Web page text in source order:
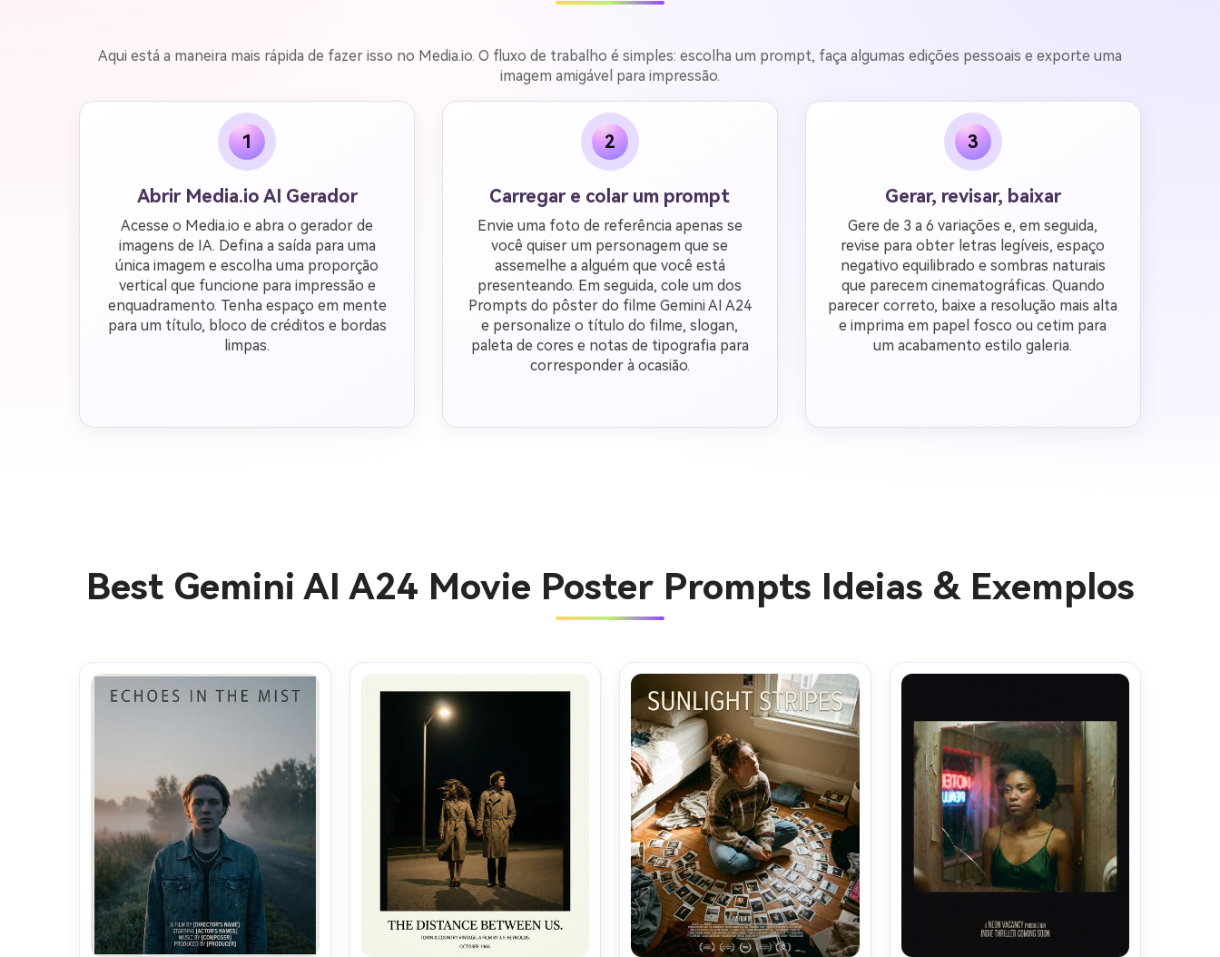
Aqui está a maneira mais rápida de fazer isso no Media.io. O fluxo de trabalho é simples: escolha um prompt, faça algumas edições pessoais e exporte uma
imagem amigável para impressão.
1
Abrir Media.io AI Gerador
Acesse o Media.io e abra o gerador de
imagens de IA. Defina a saída para uma
única imagem e escolha uma proporção
vertical que funcione para impressão e
enquadramento. Tenha espaço em mente
para um título, bloco de créditos e bordas
limpas.
2
Carregar e colar um prompt
Envie uma foto de referência apenas se
você quiser um personagem que se
assemelhe a alguém que você está
presenteando. Em seguida, cole um dos
Prompts do pôster do filme Gemini AI A24
e personalize o título do filme, slogan,
paleta de cores e notas de tipografia para
corresponder à ocasião.
3
Gerar, revisar, baixar
Gere de 3 a 6 variações e, em seguida,
revise para obter letras legíveis, espaço
negativo equilibrado e sombras naturais
que parecem cinematográficas. Quando
parecer correto, baixe a resolução mais alta
e imprima em papel fosco ou cetim para
um acabamento estilo galeria.
Best Gemini AI A24 Movie Poster Prompts Ideias & Exemplos